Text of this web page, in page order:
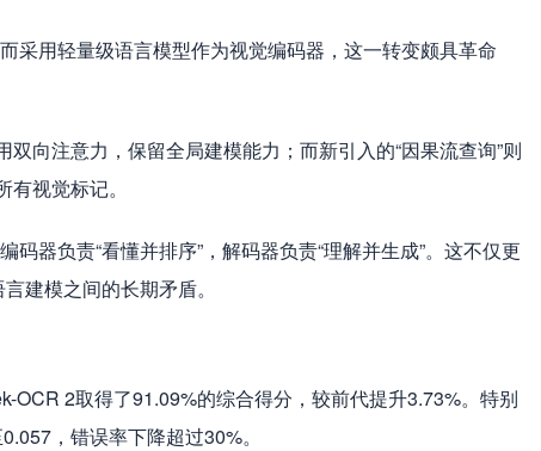
采用轻量级语言模型作为视觉编码器，这一转变颇具革命
双向注意力，保留全局建模能力；而新引入的“因果流查询”则
视觉标记。
编码器负责“看懂并排序”，解码器负责“理解并生成”。这不仅更
建模之间的长期矛盾。
2取得了91.09%的综合得分，较前代提升3.73%。特别
，错误率下降超过30%。